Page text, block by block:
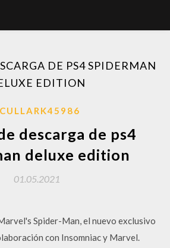
DE PS4 SPIDERMAN
EDITION
descarga de ps4
deluxe edition
01.05.2021
Spider-Man, el nuevo exclusivo
con Insomniac y Marvel.